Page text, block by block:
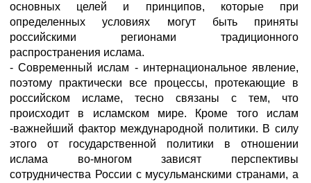
основных целей и принципов, которые при
определенных условиях могут быть приняты
российскими регионами традиционного
распространения ислама.
- Современный ислам - интернациональное явление,
поэтому практически все процессы, протекающие в
российском исламе, тесно связаны с тем, что
происходит в исламском мире. Кроме того ислам
-важнейший фактор международной политики. В силу
этого от государственной политики в отношении
ислама во-многом зависят перспективы
сотрудничества России с мусульманскими странами, а